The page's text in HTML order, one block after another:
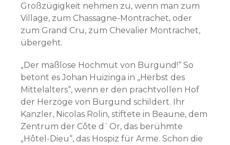
Großzügigkeit nehmen zu, wenn man zum
Village, zum Chassagne-Montrachet, oder
zum Grand Cru, zum Chevalier Montrachet,
übergeht.
„Der maßlose Hochmut von Burgund!“ So
betont es Johan Huizinga in „Herbst des
Mittelalters“, wenn er den prachtvollen Hof
der Herzöge von Burgund schildert. Ihr
Kanzler, Nicolas Rolin, stiftete in Beaune, dem
Zentrum der Côte d`Or, das berühmte
„Hôtel-Dieu“, das Hospiz für Arme. Schon die